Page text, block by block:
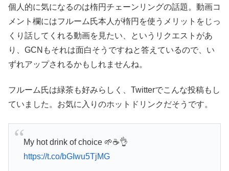
個人的に気になるのは楕円チェーンリングの話題。動画コ
メント欄にはフルーム氏本人が楕円を使うメリットをじっ
くり話してくれる動画を見たい、というリクエストがあ
り、GCNもそれは面白そうですねと答えているので、い
ずれアップされるかもしれませんね。
フルーム氏は緑茶も好みらしく、Twitterでこんな投稿もし
ていました。お気に入りのホットドリンクだそうです。
My hot drink of choice 🌱☕️👌
https://t.co/bGIwu5TjMG